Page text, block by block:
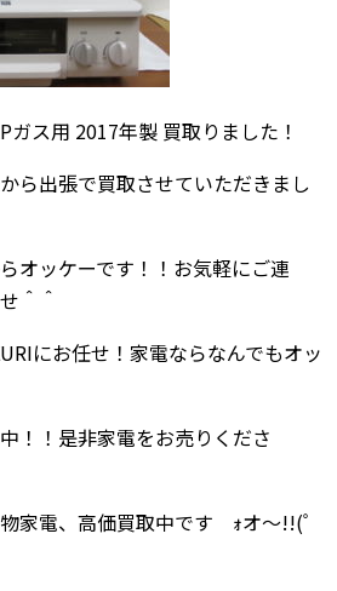
ガス用 2017年製 買取りました！
ら出張で買取させていただきまし
オッケーです！！お気軽にご連
＾＾
にお任せ！家電ならなんでもオッ
！！是非家電をお売りくださ
家電、高価買取中です ｫオ～!!(ﾟ